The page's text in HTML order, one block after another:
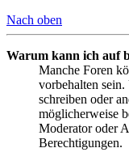
Nach oben
Warum kann ich auf
Manche Foren
vorbehalten sein.
schreiben oder
möglicherweise
Moderator oder
Berechtigungen.